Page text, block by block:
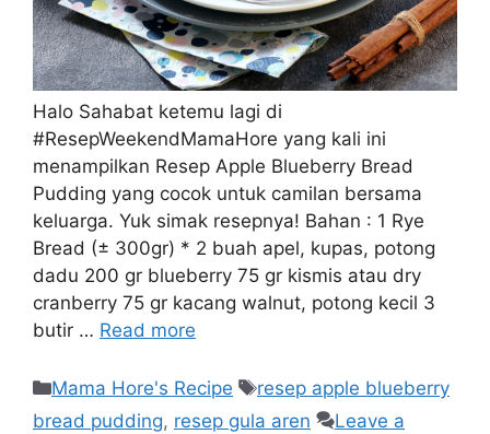
Halo Sahabat ketemu lagi di
#ResepWeekendMamaHore yang kali ini
menampilkan Resep Apple Blueberry Bread
Pudding yang cocok untuk camilan bersama
keluarga. Yuk simak resepnya! Bahan : 1 Rye
Bread (± 300gr) * 2 buah apel, kupas, potong
dadu 200 gr blueberry 75 gr kismis atau dry
cranberry 75 gr kacang walnut, potong kecil 3
butir … Read more
Mama Hore's Recipe
resep apple blueberry
bread pudding, resep gula aren
Leave a